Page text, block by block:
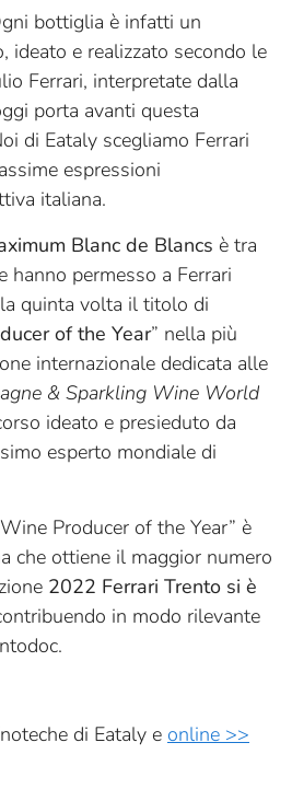
bottiglia è infatti un
ideato e realizzato secondo le
Ferrari, interpretate dalla
porta avanti questa
di Eataly scegliamo Ferrari
espressioni
italiana.
Blanc de Blancs è tra
hanno permesso a Ferrari
quinta volta il titolo di
of the Year” nella più
internazionale dedicata alle
& Sparkling Wine World
ideato e presieduto da
esperto mondiale di
Producer of the Year” è
che ottiene il maggior numero
2022 Ferrari Trento si è
in modo rilevante
di Eataly e online >>